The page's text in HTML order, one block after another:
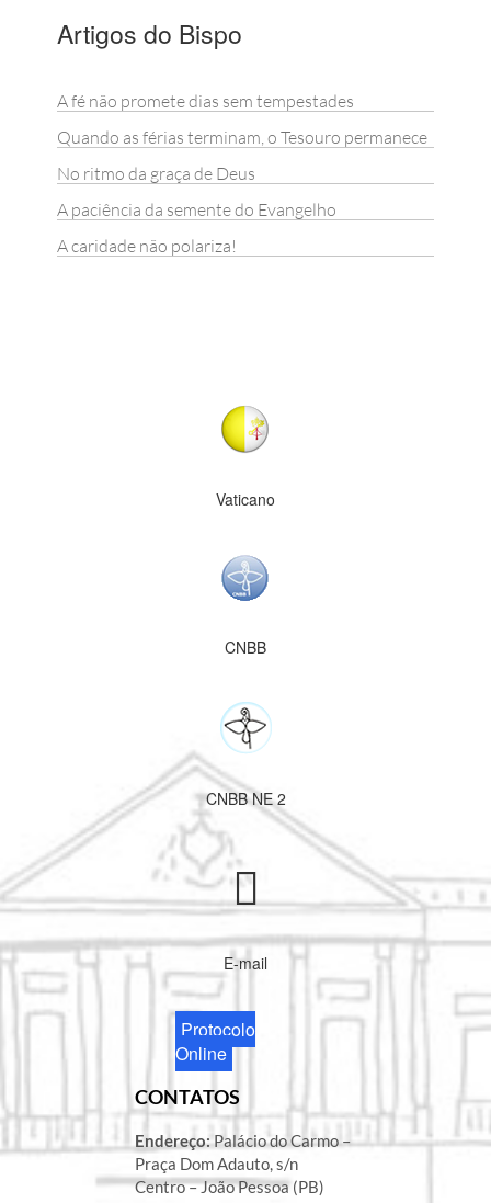
Artigos do Bispo
A fé não promete dias sem tempestades
Quando as férias terminam, o Tesouro permanece
No ritmo da graça de Deus
A paciência da semente do Evangelho
A caridade não polariza!
Vaticano
CNBB
CNBB NE 2
E-mail
Protocolo
Online
CONTATOS
Endereço:Palácio do Carmo –
Praça Dom Adauto, s/n
Centro – João Pessoa (PB)